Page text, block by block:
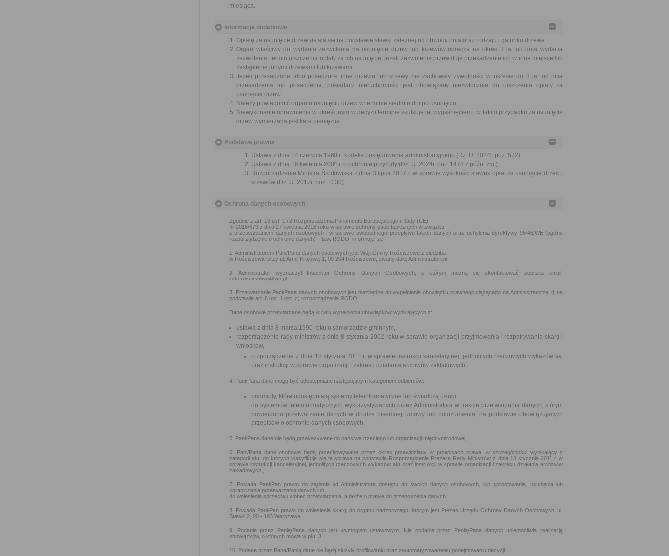
miesiąca.
Informacje dodatkowe
Opłatę za usunięcie drzew ustala się na podstawie stawki zależnej od obwodu pnia oraz rodzaju i gatunku drzewa.
Organ właściwy do wydania zezwolenia na usunięcie drzew lub krzewów odracza na okres 3 lat od dnia wydania
zezwolenia, termin uiszczenia opłaty za ich usunięcie, jeżeli zezwolenie przewiduje przesadzenie ich w inne miejsce lub
zastąpienie innymi drzewami lub krzewami.
Jeżeli przesadzone albo posadzone inne drzewa lub krzewy nie zachowały żywotności w okresie do 3 lat od dnia
przesadzenia lub posadzenia, posiadacz nieruchomości jest obowiązany niezwłocznie do uiszczenia opłaty za
usunięcia drzew.
Należy powiadomić organ o usunięciu drzew w terminie siedmiu dni po usunięciu.
Niewykonanie uprawnienia w określonym w decyzji terminie skutkuje jej wygaśnięciem i w takim przypadku za usunięcie
drzew wymierzana jest kara pieniężna.
Podstawa prawna
Ustawa z dnia 14 czerwca 1960 r. Kodeks postępowania administracyjnego (Dz. U. 2024r. poz. 572)
Ustawa z dnia 16 kwietnia 2004 r. o ochronie przyrody (Dz. U. 2024r. poz. 1478 z późn. zm.)
Rozporządzenie Ministra Środowiska z dnia 3 lipca 2017 r. w sprawie wysokości stawek opłat za usunięcie drzew i
krzewów (Dz. U. 2017r. poz. 1330)
Ochrona danych osobowych
Zgodnie z art. 13 ust. 1 i 2 Rozporządzenia Parlamentu Europejskiego i Rady (UE)
nr 2016/679 z dnia 27 kwietnia 2016 roku w sprawie ochrony osób fizycznych w związku
z przetwarzaniem danych osobowych i w sprawie swobodnego przepływu takich danych oraz uchylenia dyrektywy 95/46/WE (ogólne
rozporządzenie o ochronie danych) – tzw. RODO, informuję, że:
1. Administratorem Pani/Pana danych osobowych jest Wójt Gminy Rościszewo z siedzibą
w Rościszewie przy ul. Armii Krajowej 1, 09-204 Rościszewo, zwany dalej Administratorem;
2. Administrator wyznaczył Inspektor Ochrony Danych Osobowych, z którym można się skontaktować poprzez email:
iodo.rosciszewo@wp.pl
3. Przetwarzanie Pani/Pana danych osobowych jest niezbędne do wypełnienia obowiązku prawnego ciążącego na Administratorze, tj. na
podstawie art. 6 ust. 1 pkt. c) rozporządzenia RODO.
Dane osobowe przetwarzane będą w celu wypełnienia obowiązków wynikających z:
ustawa z dnia 8 marca 1990 roku o samorządzie gminnym,
rozporządzenie rady ministrów z dnia 8 stycznia 2002 roku w sprawie organizacji przyjmowania i rozpatrywania skarg i
wniosków,
rozporządzenie z dnia 18 stycznia 2011 r. w sprawie instrukcji kancelaryjnej, jednolitych rzeczowych wykazów akt
oraz instrukcji w sprawie organizacji i zakresu działania archiwów zakładowych.
4. Pani/Pana dane mogą być udostępniane następującym kategoriom odbiorców:
podmioty, które udostępniają systemy teleinformatyczne lub świadczą usługi
do systemów teleinformatycznych wykorzystywanych przez Administratora w trakcie przetwarzania danych, którym
powierzono przetwarzanie danych w drodze pisemnej umowy lub porozumienia, na podstawie obowiązujących
przepisów o ochronie danych osobowych,
5. Pani/Pana dane nie będą przekazywane do państwa trzeciego lub organizacji międzynarodowej,
6. Pani/Pana dane osobowe będą przechowywane przez okres przewidziany w przepisach prawa, w szczególności wynikający z
kategorii akt, do których klasyfikuje się ta sprawa na podstawie Rozporządzenia Prezesa Rady Ministrów z dnia 18 stycznia 2011 r. w
sprawie instrukcji kancelaryjnej, jednolitych rzeczowych wykazów akt oraz instrukcji w sprawie organizacji i zakresu działania archiwów
zakładowych ,
7. Posiada Pani/Pan prawo do żądania od Administratora dostępu do swoich danych osobowych, ich sprostowania, usunięcia lub
ograniczenia przetwarzania danych lub
do wniesienia sprzeciwu wobec przetwarzania, a także o prawie do przenoszenia danych,
8. Posiada Pani/Pan prawo do wniesienia skargi do organu nadzorczego, którym jest Prezes Urzędu Ochrony Danych Osobowych, ul.
Stawki 2, 00 - 193 Warszawa,
9. Podanie przez Panią/Pana danych jest wymogiem ustawowym. Nie podanie przez Panią/Pana danych uniemożliwia realizację
obowiązków, o których mowa w pkt. 3,
10. Podane przez Pana/Panią dane nie będą służyły profilowaniu oraz zautomatyzowanemu podejmowaniu decyzji.